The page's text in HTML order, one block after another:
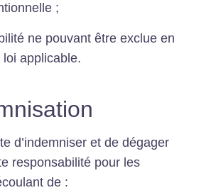
;
ne pouvant être exclue en
applicable.
d’indemniser et de dégager
responsabilité pour les
de :